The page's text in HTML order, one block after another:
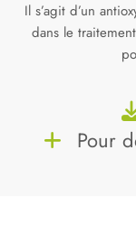
Il s’agit d’un
dans le
Pour